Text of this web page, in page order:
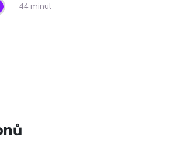
44 minut